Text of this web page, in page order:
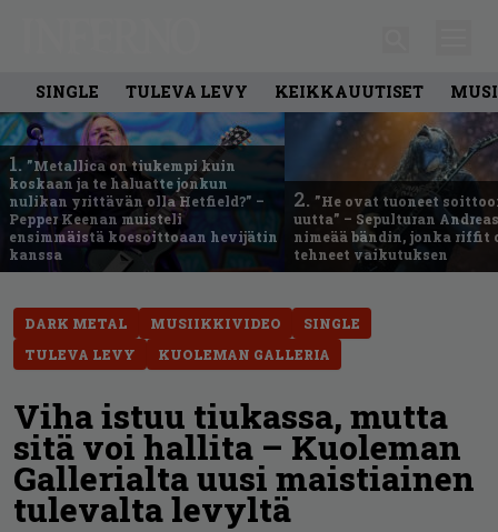
SINGLE TULEVA LEVY KEIKKAUUTISET
1. ”Metallica on tiukempi kuin
koskaan ja te haluatte jonkun
nulikan yrittävän olla Hetfield?” –
Pepper Keenan muisteli
ensimmäistä koesoittoaan hevijätin
kanssa
2. ”He ovat tuoneet
uutta” – Sepulturan
nimeää bändin, jonka riffit
tehneet vaikutuksen
DARK METAL MUSIIKKIVIDEO
SINGLE
TULEVA LEVY
KUOLEMAN GALLERIA
Viha istuu tiukassa, mutta
sitä voi hallita – Kuoleman
Gallerialta uusi maistiainen
tulevalta levyltä